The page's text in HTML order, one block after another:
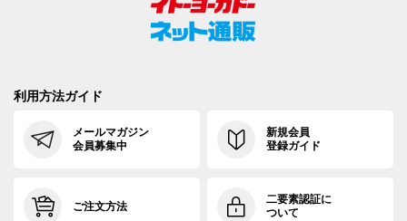
利用方法ガイド
メールマガジン
会員募集中
新規会員
登録ガイド
ご注文方法
二要素認証に
ついて